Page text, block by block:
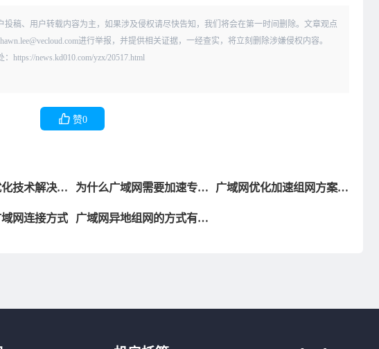
稿、用户转载内容为主，如果涉及侵权请尽快告知，我们将会在第一时间删除。文章观点
进行举报，并提供相关证据，一经查实，将立刻删除涉嫌侵权内容。
news.kd010.com/yzx/20517.html
赞0
技术解决方
为什么广域网需要加速专线
广域网优化加速组网方案用
网连接方式
广域网异地组网的方式有哪